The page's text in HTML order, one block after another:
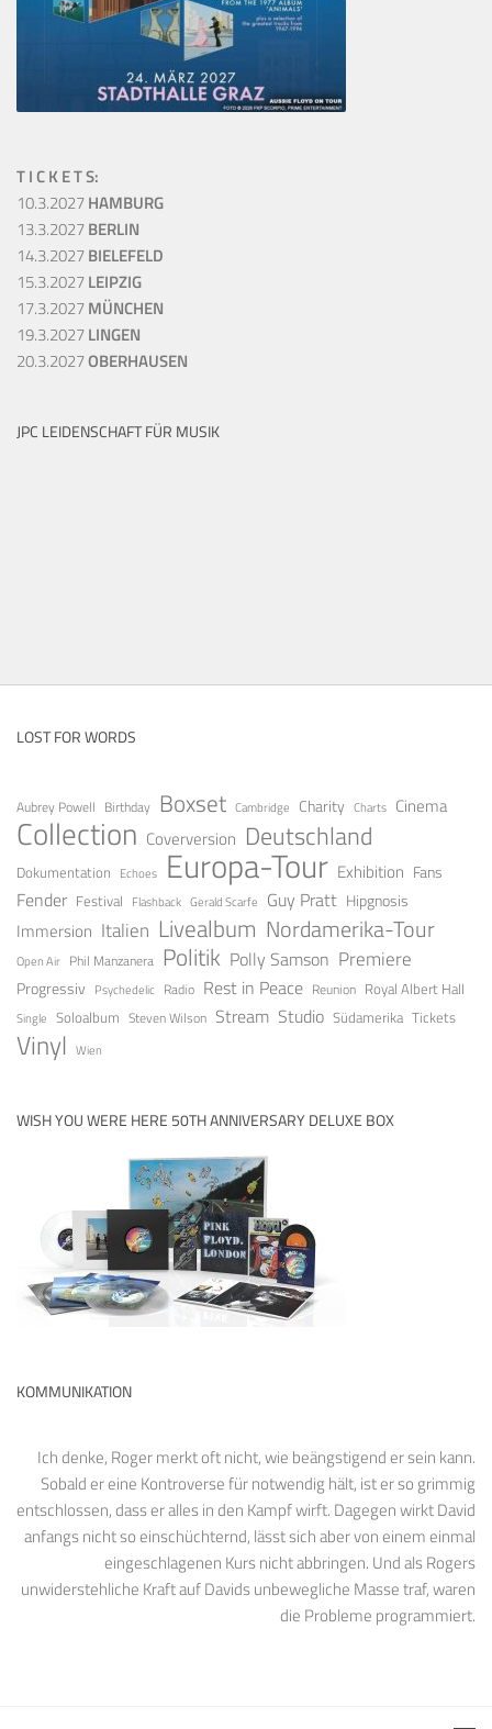
T I C K E T S:
10.3.2027HAMBURG
13.3.2027BERLIN
14.3.2027BIELEFELD
15.3.2027LEIPZIG
17.3.2027MÜNCHEN
19.3.2027LINGEN
20.3.2027OBERHAUSEN
JPC LEIDENSCHAFT FÜR MUSIK
LOST FOR WORDS
Aubrey Powell Birthday Boxset Cambridge Charity Charts Cinema
Collection Coverversion Deutschland
Dokumentation Echoes Europa-Tour Exhibition Fans
Fender Festival Flashback Gerald Scarfe Guy Pratt Hipgnosis
Immersion Italien Livealbum Nordamerika-Tour
Open Air Phil Manzanera Politik Polly Samson Premiere
Progressiv Psychedelic Radio Rest in Peace Reunion Royal Albert Hall
Single Soloalbum Steven Wilson Stream Studio Südamerika Tickets
Vinyl Wien
WISH YOU WERE HERE 50TH ANNIVERSARY DELUXE BOX
KOMMUNIKATION
Ich denke, Roger merkt oft nicht, wie beängstigend er sein kann.
Sobald er eine Kontroverse für notwendig hält, ist er so grimmig
entschlossen, dass er alles in den Kampf wirft. Dagegen wirkt David
anfangs nicht so einschüchternd, lässt sich aber von einem einmal
eingeschlagenen Kurs nicht abbringen. Und als Rogers
unwiderstehliche Kraft auf Davids unbewegliche Masse traf, waren
die Probleme programmiert.